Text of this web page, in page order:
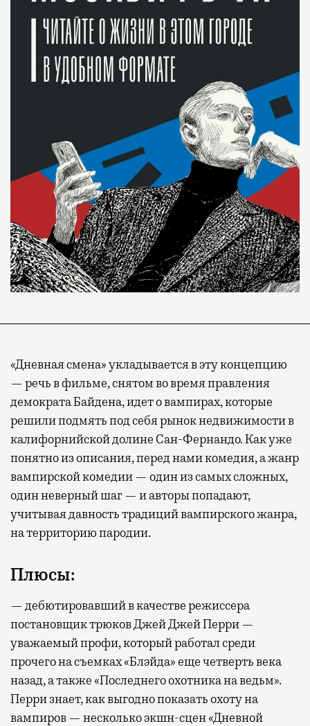
«Дневная смена» укладывается в эту концепцию
— речь в фильме, снятом во время правления
демократа Байдена, идет о вампирах, которые
решили подмять под себя рынок недвижимости в
калифорнийской долине Сан-Фернандо. Как уже
понятно из описания, перед нами комедия, а жанр
вампирской комедии — один из самых сложных,
один неверный шаг — и авторы попадают,
учитывая давность традиций вампирского жанра,
на территорию пародии.
Плюсы:
— дебютировавший в качестве режиссера
постановщик трюков Джей Джей Перри —
уважаемый профи, который работал среди
прочего на съемках «Блэйда» еще четверть века
назад, а также «Последнего охотника на ведьм».
Перри знает, как выгодно показать охоту на
вампиров — несколько экшн-сцен «Дневной